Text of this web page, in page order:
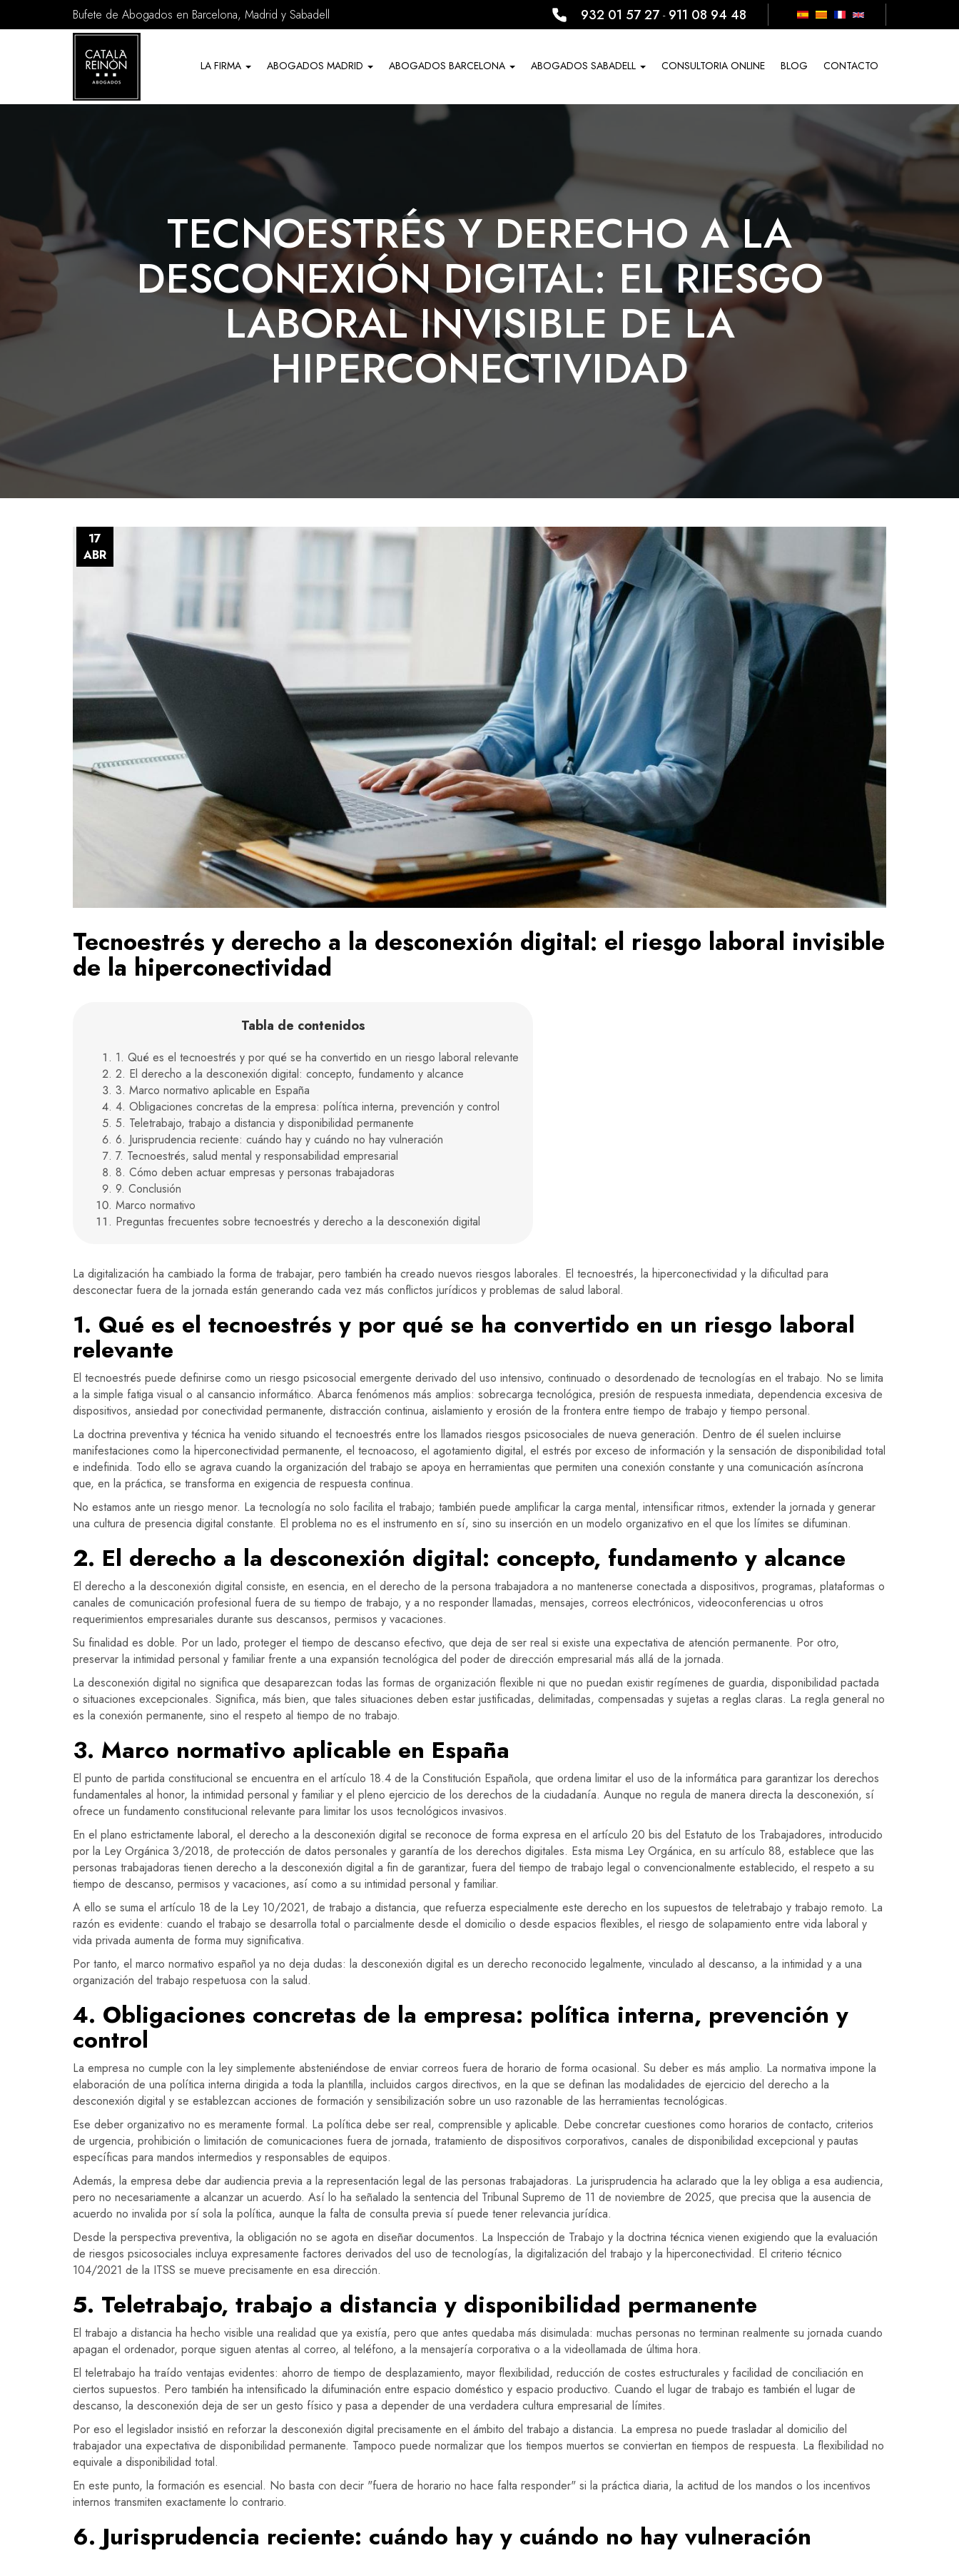
Bufete de Abogados en Barcelona, Madrid y Sabadell 932 01 57 27- 911 08 94 48
de
LA FIRMA ABOGADOS MADRID ABOGADOS BARCELONA ABOGADOS SABADELL CONSULTORIA ONLINE BLOG CONTACTO
TECNOESTRÉS Y DERECHO A LA
DESCONEXIÓN DIGITAL: EL RIESGO
LABORAL INVISIBLE DE LA
HIPERCONECTIVIDAD
17
ABR
Tecnoestrés y derecho a la desconexión digital: el riesgo laboral invisible
de la hiperconectividad
Tabla de contenidos
1. Qué es el tecnoestrés y por qué se ha convertido en un riesgo laboral relevante
2. El derecho a la desconexión digital: concepto, fundamento y alcance
3. Marco normativo aplicable en España
4. Obligaciones concretas de la empresa: política interna, prevención y control
5. Teletrabajo, trabajo a distancia y disponibilidad permanente
6. Jurisprudencia reciente: cuándo hay y cuándo no hay vulneración
7. Tecnoestrés, salud mental y responsabilidad empresarial
8. Cómo deben actuar empresas y personas trabajadoras
9. Conclusión
Marco normativo
Preguntas frecuentes sobre tecnoestrés y derecho a la desconexión digital
La digitalización ha cambiado la forma de trabajar, pero también ha creado nuevos riesgos laborales. El tecnoestrés, la hiperconectividad y la dificultad para
desconectar fuera de la jornada están generando cada vez más conflictos jurídicos y problemas de salud laboral.
1. Qué es el tecnoestrés y por qué se ha convertido en un riesgo laboral
relevante
El tecnoestrés puede definirse como un riesgo psicosocial emergente derivado del uso intensivo, continuado o desordenado de tecnologías en el trabajo. No se limita
a la simple fatiga visual o al cansancio informático. Abarca fenómenos más amplios: sobrecarga tecnológica, presión de respuesta inmediata, dependencia excesiva de
dispositivos, ansiedad por conectividad permanente, distracción continua, aislamiento y erosión de la frontera entre tiempo de trabajo y tiempo personal.
La doctrina preventiva y técnica ha venido situando el tecnoestrés entre los llamados riesgos psicosociales de nueva generación. Dentro de él suelen incluirse
manifestaciones como la hiperconectividad permanente, el tecnoacoso, el agotamiento digital, el estrés por exceso de información y la sensación de disponibilidad total
e indefinida. Todo ello se agrava cuando la organización del trabajo se apoya en herramientas que permiten una conexión constante y una comunicación asíncrona
que, en la práctica, se transforma en exigencia de respuesta continua.
No estamos ante un riesgo menor. La tecnología no solo facilita el trabajo; también puede amplificar la carga mental, intensificar ritmos, extender la jornada y generar
una cultura de presencia digital constante. El problema no es el instrumento en sí, sino su inserción en un modelo organizativo en el que los límites se difuminan.
2. El derecho a la desconexión digital: concepto, fundamento y alcance
El derecho a la desconexión digital consiste, en esencia, en el derecho de la persona trabajadora a no mantenerse conectada a dispositivos, programas, plataformas o
canales de comunicación profesional fuera de su tiempo de trabajo, y a no responder llamadas, mensajes, correos electrónicos, videoconferencias u otros
requerimientos empresariales durante sus descansos, permisos y vacaciones.
Su finalidad es doble. Por un lado, proteger el tiempo de descanso efectivo, que deja de ser real si existe una expectativa de atención permanente. Por otro,
preservar la intimidad personal y familiar frente a una expansión tecnológica del poder de dirección empresarial más allá de la jornada.
La desconexión digital no significa que desaparezcan todas las formas de organización flexible ni que no puedan existir regímenes de guardia, disponibilidad pactada
o situaciones excepcionales. Significa, más bien, que tales situaciones deben estar justificadas, delimitadas, compensadas y sujetas a reglas claras. La regla general no
es la conexión permanente, sino el respeto al tiempo de no trabajo.
3. Marco normativo aplicable en España
El punto de partida constitucional se encuentra en el artículo 18.4 de la Constitución Española, que ordena limitar el uso de la informática para garantizar los derechos
fundamentales al honor, la intimidad personal y familiar y el pleno ejercicio de los derechos de la ciudadanía. Aunque no regula de manera directa la desconexión, sí
ofrece un fundamento constitucional relevante para limitar los usos tecnológicos invasivos.
En el plano estrictamente laboral, el derecho a la desconexión digital se reconoce de forma expresa en el artículo 20 bis del Estatuto de los Trabajadores, introducido
por la Ley Orgánica 3/2018, de protección de datos personales y garantía de los derechos digitales. Esta misma Ley Orgánica, en su artículo 88, establece que las
personas trabajadoras tienen derecho a la desconexión digital a fin de garantizar, fuera del tiempo de trabajo legal o convencionalmente establecido, el respeto a su
tiempo de descanso, permisos y vacaciones, así como a su intimidad personal y familiar.
A ello se suma el artículo 18 de la Ley 10/2021, de trabajo a distancia, que refuerza especialmente este derecho en los supuestos de teletrabajo y trabajo remoto. La
razón es evidente: cuando el trabajo se desarrolla total o parcialmente desde el domicilio o desde espacios flexibles, el riesgo de solapamiento entre vida laboral y
vida privada aumenta de forma muy significativa.
Por tanto, el marco normativo español ya no deja dudas: la desconexión digital es un derecho reconocido legalmente, vinculado al descanso, a la intimidad y a una
organización del trabajo respetuosa con la salud.
4. Obligaciones concretas de la empresa: política interna, prevención y
control
La empresa no cumple con la ley simplemente absteniéndose de enviar correos fuera de horario de forma ocasional. Su deber es más amplio. La normativa impone la
elaboración de una política interna dirigida a toda la plantilla, incluidos cargos directivos, en la que se definan las modalidades de ejercicio del derecho a la
desconexión digital y se establezcan acciones de formación y sensibilización sobre un uso razonable de las herramientas tecnológicas.
Ese deber organizativo no es meramente formal. La política debe ser real, comprensible y aplicable. Debe concretar cuestiones como horarios de contacto, criterios
de urgencia, prohibición o limitación de comunicaciones fuera de jornada, tratamiento de dispositivos corporativos, canales de disponibilidad excepcional y pautas
específicas para mandos intermedios y responsables de equipos.
Además, la empresa debe dar audiencia previa a la representación legal de las personas trabajadoras. La jurisprudencia ha aclarado que la ley obliga a esa audiencia,
pero no necesariamente a alcanzar un acuerdo. Así lo ha señalado la sentencia del Tribunal Supremo de 11 de noviembre de 2025, que precisa que la ausencia de
acuerdo no invalida por sí sola la política, aunque la falta de consulta previa sí puede tener relevancia jurídica.
Desde la perspectiva preventiva, la obligación no se agota en diseñar documentos. La Inspección de Trabajo y la doctrina técnica vienen exigiendo que la evaluación
de riesgos psicosociales incluya expresamente factores derivados del uso de tecnologías, la digitalización del trabajo y la hiperconectividad. El criterio técnico
104/2021 de la ITSS se mueve precisamente en esa dirección.
5. Teletrabajo, trabajo a distancia y disponibilidad permanente
El trabajo a distancia ha hecho visible una realidad que ya existía, pero que antes quedaba más disimulada: muchas personas no terminan realmente su jornada cuando
apagan el ordenador, porque siguen atentas al correo, al teléfono, a la mensajería corporativa o a la videollamada de última hora.
El teletrabajo ha traído ventajas evidentes: ahorro de tiempo de desplazamiento, mayor flexibilidad, reducción de costes estructurales y facilidad de conciliación en
ciertos supuestos. Pero también ha intensificado la difuminación entre espacio doméstico y espacio productivo. Cuando el lugar de trabajo es también el lugar de
descanso, la desconexión deja de ser un gesto físico y pasa a depender de una verdadera cultura empresarial de límites.
Por eso el legislador insistió en reforzar la desconexión digital precisamente en el ámbito del trabajo a distancia. La empresa no puede trasladar al domicilio del
trabajador una expectativa de disponibilidad permanente. Tampoco puede normalizar que los tiempos muertos se conviertan en tiempos de respuesta. La flexibilidad no
equivale a disponibilidad total.
En este punto, la formación es esencial. No basta con decir "fuera de horario no hace falta responder" si la práctica diaria, la actitud de los mandos o los incentivos
internos transmiten exactamente lo contrario.
6. Jurisprudencia reciente: cuándo hay y cuándo no hay vulneración